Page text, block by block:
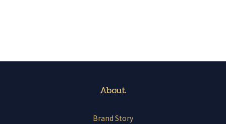
About
Brand Story